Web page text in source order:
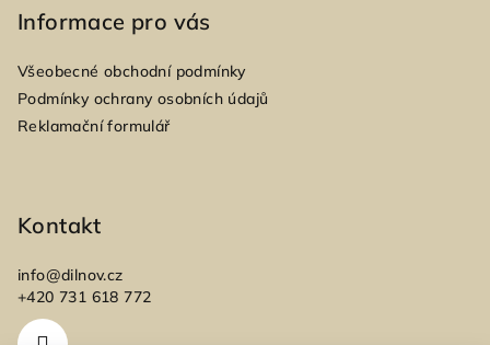
Informace pro vás
Všeobecné obchodní podmínky
Podmínky ochrany osobních údajů
Reklamační formulář
Kontakt
info@dilnov.cz
+420 731 618 772